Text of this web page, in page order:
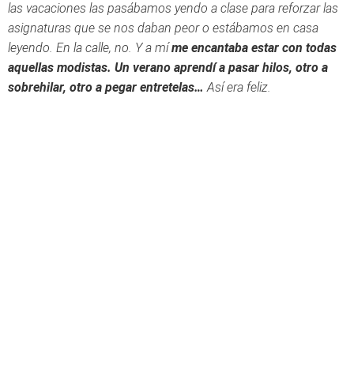
las vacaciones las pasábamos yendo a clase para reforzar las
asignaturas que se nos daban peor o estábamos en casa
leyendo. En la calle, no. Y a míme encantaba estar con todas
aquellas modistas. Un verano aprendí a pasar hilos, otro a
sobrehilar, otro a pegar entretelas… Así era feliz.